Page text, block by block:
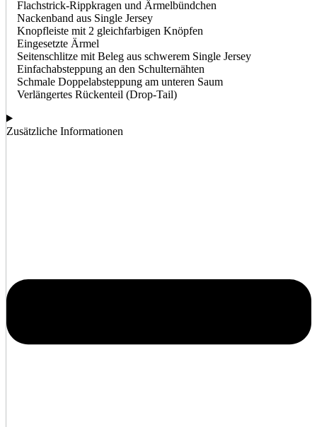
Flachstrick-Rippkragen und Ärmelbündchen
Nackenband aus Single Jersey
Knopfleiste mit 2 gleichfarbigen Knöpfen
Eingesetzte Ärmel
Seitenschlitze mit Beleg aus schwerem Single Jersey
Einfachabsteppung an den Schulternähten
Schmale Doppelabsteppung am unteren Saum
Verlängertes Rückenteil (Drop-Tail)
Zusätzliche Informationen